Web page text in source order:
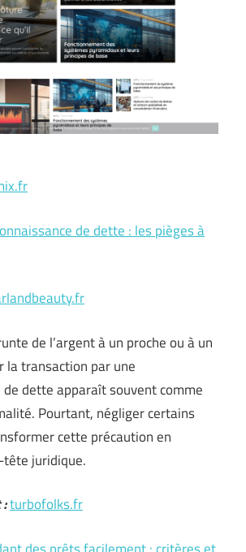
de dette : les pièges à
de l’argent à un proche ou à un
transaction par une
de dette apparaît souvent comme
Pourtant, négliger certains
cette précaution en
juridique.
:turbofolks.fr